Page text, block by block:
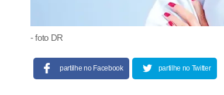
- foto DR
partilhe no Facebook partilhe no Twitter